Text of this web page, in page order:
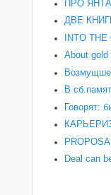
ПРО
ДВЕ
INTO
About gold
В
Говорят:
Deal can